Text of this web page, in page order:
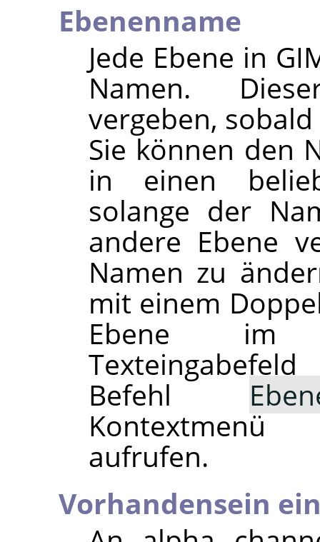
Ebenenname
Jede Ebene in
Namen.
vergeben,
Sie können den
in einen
solange der
andere Ebene
Namen zu
mit einem
Ebene im
Befehl
aufrufen.
Vorhandensein